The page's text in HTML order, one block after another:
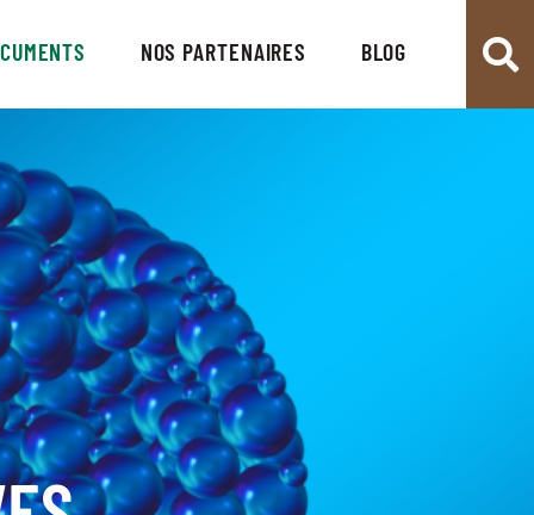
NOS PARTENAIRES BLOG